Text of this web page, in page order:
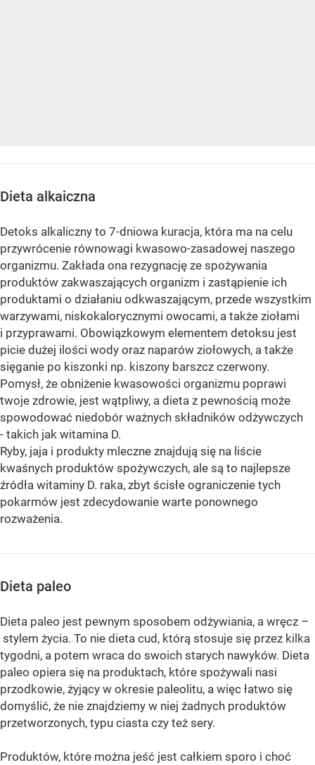
Dieta alkaiczna
Detoks alkaliczny to 7-dniowa kuracja, która ma na celu
przywrócenie równowagi kwasowo-zasadowej naszego
organizmu. Zakłada ona rezygnację ze spożywania
produktów zakwaszających organizm i zastąpienie ich
produktami o działaniu odkwaszającym, przede wszystkim
warzywami, niskokalorycznymi owocami, a także ziołami
i przyprawami. Obowiązkowym elementem detoksu jest
picie dużej ilości wody oraz naparów ziołowych, a także
sięganie po kiszonki np. kiszony barszcz czerwony.
Pomysł, że obniżenie kwasowości organizmu poprawi
twoje zdrowie, jest wątpliwy, a dieta z pewnością może
spowodować niedobór ważnych składników odżywczych
- takich jak witamina D.
Ryby, jaja i produkty mleczne znajdują się na liście
kwaśnych produktów spożywczych, ale są to najlepsze
źródła witaminy D. raka, zbyt ścisłe ograniczenie tych
pokarmów jest zdecydowanie warte ponownego
rozważenia.
Dieta paleo
Dieta paleo jest pewnym sposobem odżywiania, a wręcz –
stylem życia. To nie dieta cud, którą stosuje się przez kilka
tygodni, a potem wraca do swoich starych nawyków. Dieta
paleo opiera się na produktach, które spożywali nasi
przodkowie, żyjący w okresie paleolitu, a więc łatwo się
domyślić, że nie znajdziemy w niej żadnych produktów
przetworzonych, typu ciasta czy też sery.
Produktów, które można jeść jest całkiem sporo i choć